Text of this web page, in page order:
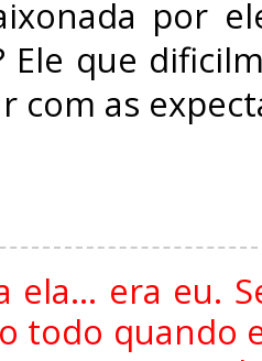
por
Ele que
com as
ela... era eu.
todo quando